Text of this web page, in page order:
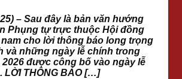
– Sau đây là bản văn hướng
Phụng tự trực thuộc Hội đồng
nam cho lời thông báo long trọng
và những ngày lễ chính trong
được công bố vào ngày lễ
LỜI THÔNG BÁO […]